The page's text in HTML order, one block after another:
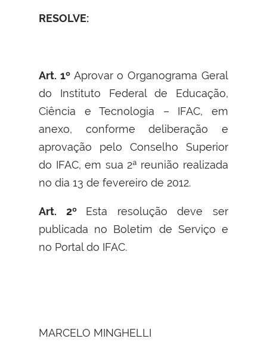
RESOLVE:
Art. 1º Aprovar o Organograma Geral
do Instituto Federal de Educação,
Ciência e Tecnologia – IFAC, em
anexo, conforme deliberação e
aprovação pelo Conselho Superior
do IFAC, em sua 2ª reunião realizada
no dia 13 de fevereiro de 2012.
Art. 2º Esta resolução deve ser
publicada no Boletim de Serviço e
no Portal do IFAC.
MARCELO MINGHELLI